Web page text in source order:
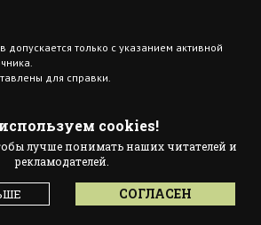
допускается только с указанием активной
для справки.
cookies!
лучше понимать наших читателей и
рекламодателей.
СОГЛАСЕН